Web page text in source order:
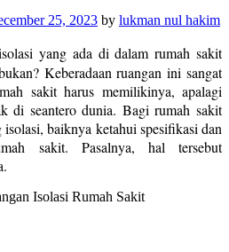
25, 2023 by lukman nul hakim
yang ada di dalam rumah sakit
Keberadaan ruangan ini sangat
sakit harus memilikinya, apalagi
di seantero dunia. Bagi rumah sakit
baiknya ketahui spesifikasi dan
sakit. Pasalnya, hal tersebut